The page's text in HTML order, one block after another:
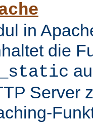
in
die
Server